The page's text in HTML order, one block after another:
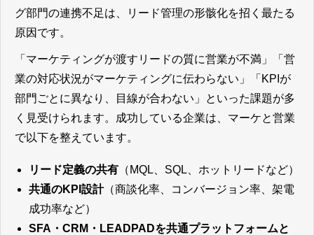
グ部門の連携不足は、リード管理の形骸化を招く最たる
原因です。
「マーケティングが渡すリードの質に営業が不満」「営
業の対応状況がマーケティングに伝わらない」「KPIが
部門ごとに異なり、目線が合わない」といった課題が多
く見受けられます。成功している企業は、マーケと営業
で以下を整えています。
リード定義の共有 （MQL、SQL、ホットリードなど）
共通のKPI設計（商談化率、コンバージョン率、架電
成功率など）
SFA・CRM・LEADPADを共通プラットフォームと